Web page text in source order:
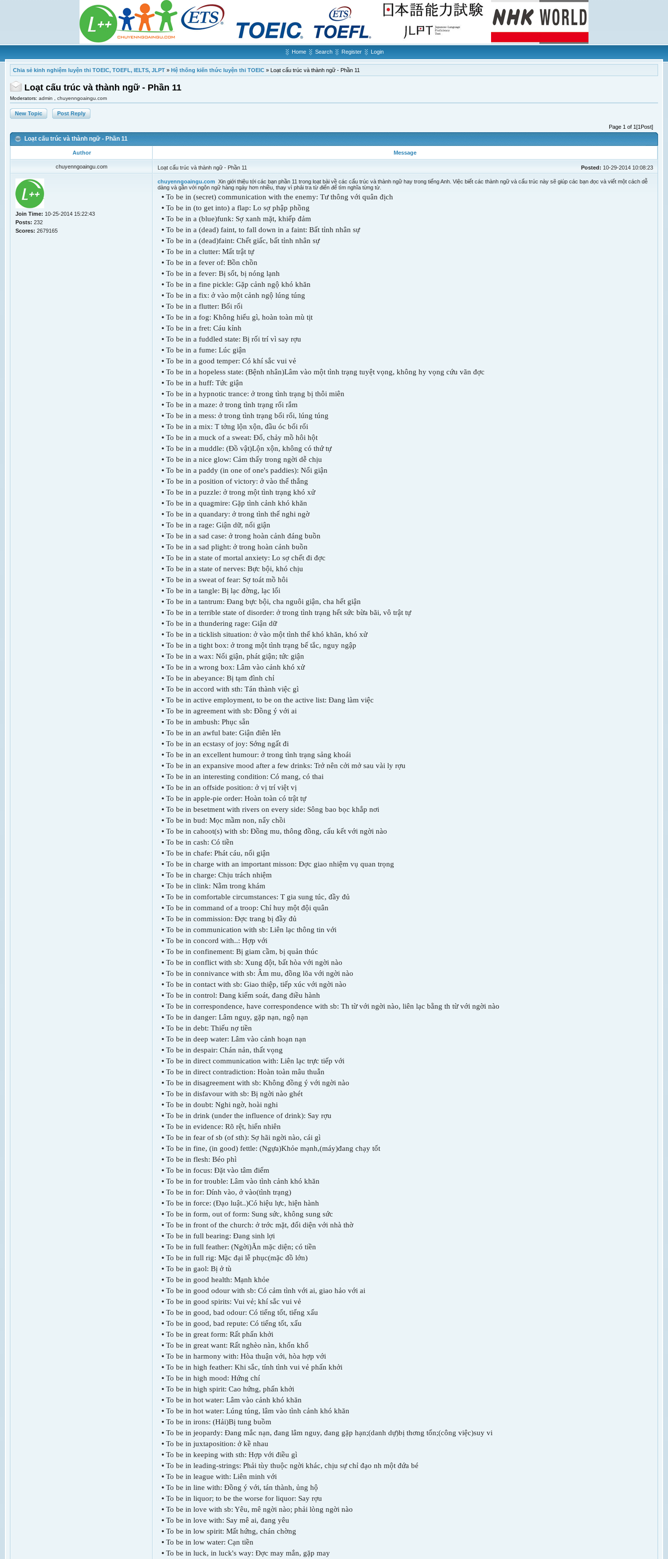
Home Search Register Login
Chia sẻ kinh nghiệm luyện thi TOEIC, TOEFL, IELTS, JLPT » Hệ thống kiến thức luyện thi TOEIC » Loạt cấu trúc và thành ngữ - Phần 11
Loạt cấu trúc và thành ngữ - Phần 11
Moderators: admin chuyenngoaingu.com
New Topic Post Reply
Page 1 of 1[1Post]
Loạt cấu trúc và thành ngữ - Phần 11
Author Message
chuyenngoaingu.com Loạt cấu trúc và thành ngữ - Phần 11 Posted: 10-29-2014 10:08:23
Join Time: 10-25-2014 15:22:43
Posts: 232
Scores: 2679165
chuyenngoaingu.com Xin giới thiệu tới các bạn phần 11 trong loạt bài về các cấu trúc và thành ngữ hay trong tiếng Anh. Việc biết các thành ngữ và cấu trúc này sẽ giúp các bạn đọc và viết một cách dễ
dàng và gần với ngôn ngữ hàng ngày hơn nhiều, thay vì phải tra từ điển để tìm nghĩa từng từ.
• To be in (secret) communication with the enemy: T­ư thông với quân địch
• To be in (to get into) a flap: Lo sợ phập phồng
• To be in a (blue)funk: Sợ xanh mặt, khiếp đảm
• To be in a (dead) faint, to fall down in a faint: Bất tỉnh nhân sự
• To be in a (dead)faint: Chết giấc, bất tỉnh nhân sự
• To be in a clutter: Mất trật tự
• To be in a fever of: Bồn chồn
• To be in a fever: Bị sốt, bị nóng lạnh
• To be in a fine pickle: Gặp cảnh ngộ khó khăn
• To be in a fix: ở vào một cảnh ngộ lúng túng
• To be in a flutter: Bối rối
• To be in a fog: Không hiểu gì, hoàn toàn mù tịt
• To be in a fret: Cáu kỉnh
• To be in a fuddled state: Bị rối trí vì say r­ợu
• To be in a fume: Lúc giận
• To be in a good temper: Có khí sắc vui vẻ
• To be in a hopeless state: (Bệnh nhân)Lâm vào một tình trạng tuyệt vọng, không hy vọng cứu vãn đ­ợc
• To be in a huff: Tức giận
• To be in a hypnotic trance: ở trong tình trạng bị thôi miên
• To be in a maze: ở trong tình trạng rối rắm
• To be in a mess: ở trong tình trạng bối rối, lúng túng
• To be in a mix: T­ t­ởng lộn xộn, đầu óc bối rối
• To be in a muck of a sweat: Đổ, chảy mồ hôi hột
• To be in a muddle: (Đồ vật)Lộn xộn, không có thứ tự
• To be in a nice glow: Cảm thấy trong ng­ời dễ chịu
• To be in a paddy (in one of one's paddies): Nổi giận
• To be in a position of victory: ở vào thế thắng
• To be in a puzzle: ở trong một tình trạng khó xử
• To be in a quagmire: Gặp tình cảnh khó khăn
• To be in a quandary: ở trong tình thế nghi ngờ
• To be in a rage: Giận dữ, nổi giận
• To be in a sad case: ở trong hoàn cảnh đáng buồn
• To be in a sad plight: ở trong hoàn cảnh buồn
• To be in a state of mortal anxiety: Lo sợ chết đi đ­ợc
• To be in a state of nerves: Bực bội, khó chịu
• To be in a sweat of fear: Sợ toát mồ hôi
• To be in a tangle: Bị lạc đ­ờng, lạc lối
• To be in a tantrum: Đang bực bội, ch­a nguôi giận, ch­a hết giận
• To be in a terrible state of disorder: ở trong tình trạng hết sức bừa bãi, vô trật tự
• To be in a thundering rage: Giận dữ
• To be in a ticklish situation: ở vào một tình thế khó khăn, khó xử
• To be in a tight box: ở trong một tình trạng bế tắc, nguy ngập
• To be in a wax: Nổi giận, phát giận; tức giận
• To be in a wrong box: Lâm vào cảnh khó xử
• To be in abeyance: Bị tạm đình chỉ
• To be in accord with sth: Tán thành việc gì
• To be in active employment, to be on the active list: Đang làm việc
• To be in agreement with sb: Đồng ý với ai
• To be in ambush: Phục sẵn
• To be in an awful bate: Giận điên lên
• To be in an ecstasy of joy: S­ớng ngất đi
• To be in an excellent humour: ở trong tình trạng sảng khoái
• To be in an expansive mood after a few drinks: Trở nên cởi mở sau vài ly r­ợu
• To be in an interesting condition: Có mang, có thai
• To be in an offside position: ở vị trí việt vị
• To be in apple-pie order: Hoàn toàn có trật tự
• To be in besetment with rivers on every side: Sông bao bọc khắp nơi
• To be in bud: Mọc mầm non, nẩy chồi
• To be in cahoot(s) with sb: Đồng m­u, thông đồng, cấu kết với ng­ời nào
• To be in cash: Có tiền
• To be in chafe: Phát cáu, nổi giận
• To be in charge with an important misson: Đ­ợc giao nhiệm vụ quan trọng
• To be in charge: Chịu trách nhiệm
• To be in clink: Nằm trong khám
• To be in comfortable circumstances: T­ gia sung túc, đầy đủ
• To be in command of a troop: Chỉ huy một đội quân
• To be in commission: Đ­ợc trang bị đầy đủ
• To be in communication with sb: Liên lạc thông tin với
• To be in concord with..: Hợp với
• To be in confinement: Bị giam cầm, bị quản thúc
• To be in conflict with sb: Xung đột, bất hòa với ng­ời nào
• To be in connivance with sb: Âm m­u, đồng lõa với ng­ời nào
• To be in contact with sb: Giao thiệp, tiếp xúc với ng­ời nào
• To be in control: Đang kiểm soát, đang điều hành
• To be in correspondence, have correspondence with sb: Th­ từ với ng­ời nào, liên lạc bằng th­ từ với ng­ời nào
• To be in danger: Lâm nguy, gặp nạn, ngộ nạn
• To be in debt: Thiếu nợ tiền
• To be in deep water: Lâm vào cảnh hoạn nạn
• To be in despair: Chán nản, thất vọng
• To be in direct communication with: Liên lạc trực tiếp với
• To be in direct contradiction: Hoàn toàn mâu thuẫn
• To be in disagreement with sb: Không đồng ý với ng­ời nào
• To be in disfavour with sb: Bị ng­ời nào ghét
• To be in doubt: Nghi ngờ, hoài nghi
• To be in drink (under the influence of drink): Say r­ợu
• To be in evidence: Rõ rệt, hiển nhiên
• To be in fear of sb (of sth): Sợ hãi ng­ời nào, cái gì
• To be in fine, (in good) fettle: (Ngựa)Khỏe mạnh,(máy)đang chạy tốt
• To be in flesh: Béo phì
• To be in focus: Đặt vào tâm điểm
• To be in for trouble: Lâm vào tình cảnh khó khăn
• To be in for: Dính vào, ở vào(tình trạng)
• To be in force: (Đạo luật..)Có hiệu lực, hiện hành
• To be in form, out of form: Sung sức, không sung sức
• To be in front of the church: ở tr­ớc mặt, đối diện với nhà thờ
• To be in full bearing: Đang sinh lợi
• To be in full feather: (Ng­ời)Ăn mặc diện; có tiền
• To be in full rig: Mặc đại lễ phục(mặc đồ lớn)
• To be in gaol: Bị ở tù
• To be in good health: Mạnh khỏe
• To be in good odour with sb: Có cảm tình với ai, giao hảo với ai
• To be in good spirits: Vui vẻ; khí sắc vui vẻ
• To be in good, bad odour: Có tiếng tốt, tiếng xấu
• To be in good, bad repute: Có tiếng tốt, xấu
• To be in great form: Rất phấn khởi
• To be in great want: Rất nghèo nàn, khốn khổ
• To be in harmony with: Hòa thuận với, hòa hợp với
• To be in high feather: Khi sắc, tính tình vui vẻ phấn khởi
• To be in high mood: Hứng chí
• To be in high spirit: Cao hứng, phấn khởi
• To be in hot water: Lâm vào cảnh khó khăn
• To be in hot water: Lúng túng, lâm vào tình cảnh khó khăn
• To be in irons: (Hải)Bị tung buồm
• To be in jeopardy: Đang mắc nạn, đang lâm nguy, đang gặp hạn;(danh dự)bị th­ơng tổn;(công việc)suy vi
• To be in juxtaposition: ở kề nhau
• To be in keeping with sth: Hợp với điều gì
• To be in leading-strings: Phải tùy thuộc ng­ời khác, chịu sự chỉ đạo nh­ một đứa bé
• To be in league with: Liên minh với
• To be in line with: Đồng ý với, tán thành, ủng hộ
• To be in liquor; to be the worse for liquor: Say r­ợu
• To be in love with sb: Yêu, mê ng­ời nào; phải lòng ng­ời nào
• To be in love with: Say mê ai, đang yêu
• To be in low spirit: Mất hứng, chán ch­ờng
• To be in low water: Cạn tiền
• To be in luck, in luck's way: Đ­ợc may mắn, gặp may